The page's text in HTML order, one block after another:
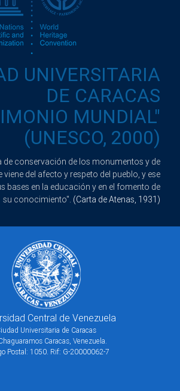
UNIVERSITARIA
DE CARACAS
MUNDIAL"
(UNESCO, 2000)
de conservación de los monumentos y de
viene del afecto y respeto del pueblo, y ese
bases en la educación y en el fomento de
su conocimiento". (Carta de Atenas, 1931)
Central de Venezuela
Universitaria de Caracas
Caracas, Venezuela.
Postal: 1050. Rif: G-20000062-7